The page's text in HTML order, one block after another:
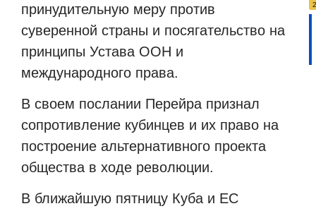
принудительную меру против
суверенной страны и посягательство на
принципы Устава ООН и
международного права.
В своем послании Перейра признал
сопротивление кубинцев и их право на
построение альтернативного проекта
общества в ходе революции.
В ближайшую пятницу Куба и ЕС